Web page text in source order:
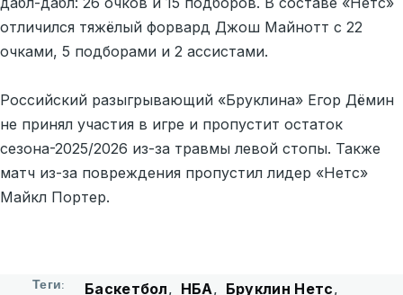
отличился тяжёлый форвард Джош Майнотт с 22
очками, 5 подборами и 2 ассистами.
Российский разыгрывающий «Бруклина» Егор Дёмин
не принял участия в игре и пропустит остаток
сезона-2025/2026 из-за травмы левой стопы. Также
матч из-за повреждения пропустил лидер «Нетс»
Майкл Портер.
Теги Баскетбол НБА
Бруклин Нетс